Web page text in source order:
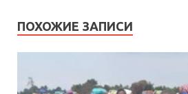
ПОХОЖИЕ ЗАПИСИ